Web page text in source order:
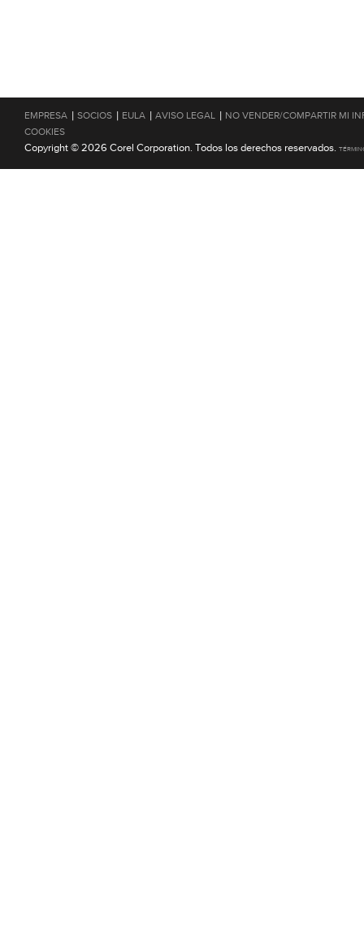
EMPRESA | SOCIOS | EULA | AVISO LEGAL | NO VENDER/COMPARTIR MI
COOKIES
Copyright © 2026 Corel Corporation. Todos los derechos reservados.